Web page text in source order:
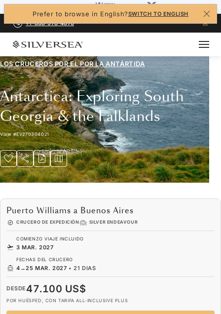
Prefer to browse in English?SWITCH TO ENGLISH
+1-888-978-4070
LOS CRUCEROS POR ELPOR LA ANTÁRTIDA
Antarctica: Exploring South
Georgia & the Falklands
Viaje#EV270304021
Puerto Williams a Buenos Aires
CRUCERO DE EXPEDICIÓN SILVER ENDEAVOUR
COMIENZO VIAJE INCLUIDO
3 MAR. 2027
FECHAS DEL CRUCERO
4 →25 MAR. 2027 •21 DIAS
DESDE47.100 US$
POR HUÉSPED, CON TARIFA ALL-INCLUSIVE PLUS